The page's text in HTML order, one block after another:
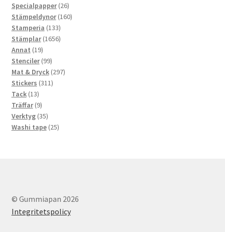
produkter
Specialpapper 2626
produkter
Stämpeldynor 160160
Stamperia 133133
produkter
Stämplar 16561656
Annat 1919
produkter
Stenciler 9999
produkter
Mat & Dryck 297297
Stickers 311311
Tack 1313
produkter
Träffar 99
produkter
Verktyg 3535
produkter
Washi tape 2525
© Gummiapan 2026
Integritetspolicy